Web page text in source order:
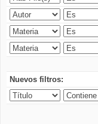
Nuevos filtros: